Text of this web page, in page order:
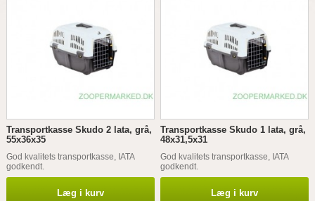
Transportkasse Skudo 2 lata, grå,
55x36x35
God kvalitets transportkasse, IATA
godkendt.
Læg i kurv
Transportkasse Skudo 1 lata, grå,
48x31,5x31
God kvalitets transportkasse, IATA
godkendt.
Læg i kurv